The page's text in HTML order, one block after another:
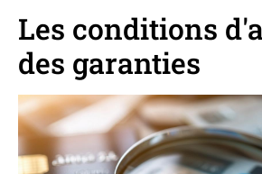
Les conditions
des garanties